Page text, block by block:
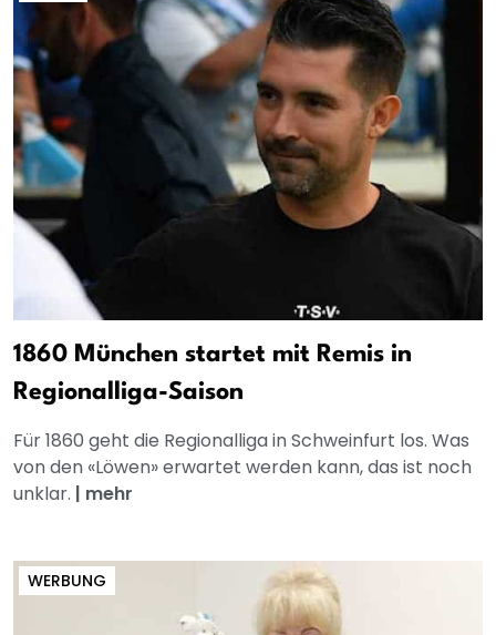
1860 München startet mit Remis in
Regionalliga-Saison
Für 1860 geht die Regionalliga in Schweinfurt los. Was
von den «Löwen» erwartet werden kann, das ist noch
unklar. | mehr
WERBUNG